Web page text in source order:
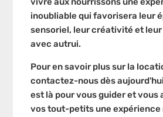
inoubliable qui favorisera leur
sensoriel, leur créativité et
avec autrui.
Pour en savoir plus sur la
contactez-nous dès
est là pour vous guider et vous
vos tout-petits une expérience